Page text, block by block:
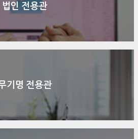
법인 전용관
기명 전용관